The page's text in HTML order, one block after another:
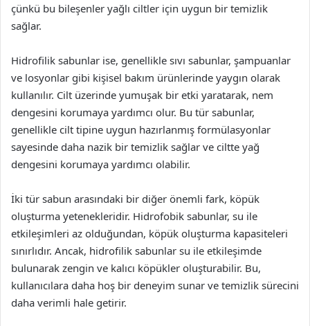
çünkü bu bileşenler yağlı ciltler için uygun bir temizlik
sağlar.
Hidrofilik sabunlar ise, genellikle sıvı sabunlar, şampuanlar
ve losyonlar gibi kişisel bakım ürünlerinde yaygın olarak
kullanılır. Cilt üzerinde yumuşak bir etki yaratarak, nem
dengesini korumaya yardımcı olur. Bu tür sabunlar,
genellikle cilt tipine uygun hazırlanmış formülasyonlar
sayesinde daha nazik bir temizlik sağlar ve ciltte yağ
dengesini korumaya yardımcı olabilir.
İki tür sabun arasındaki bir diğer önemli fark, köpük
oluşturma yetenekleridir. Hidrofobik sabunlar, su ile
etkileşimleri az olduğundan, köpük oluşturma kapasiteleri
sınırlıdır. Ancak, hidrofilik sabunlar su ile etkileşimde
bulunarak zengin ve kalıcı köpükler oluşturabilir. Bu,
kullanıcılara daha hoş bir deneyim sunar ve temizlik sürecini
daha verimli hale getirir.